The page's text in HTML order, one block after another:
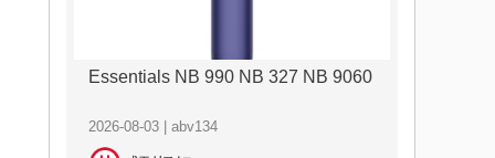
Essentials NB 990 NB 327 NB 9060
2026-08-03 | abv134